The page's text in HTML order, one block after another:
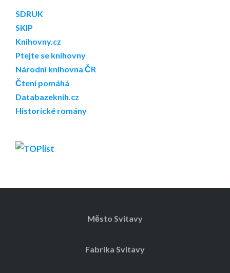
SDRUK
SKIP
Knihovny.cz
Ptejte se knihovny
Národní knihovna ČR
Čtení pomáhá
Databazeknih.cz
Historické romány
Město Svitavy
Fabrika Svitavy